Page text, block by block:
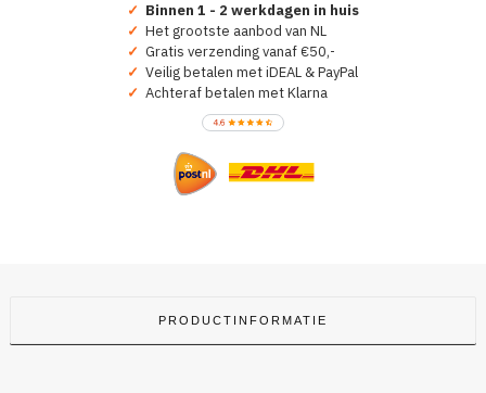
✓ Binnen 1 - 2 werkdagen in huis
✓ Het grootste aanbod van NL
✓ Gratis verzending vanaf €50,-
✓ Veilig betalen met iDEAL & PayPal
✓ Achteraf betalen met Klarna
PRODUCTINFORMATIE